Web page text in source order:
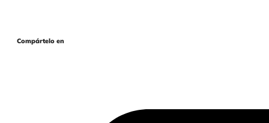
Compártelo en